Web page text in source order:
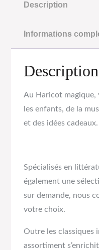
Description
Informations
Description
Au Haricot magique,
les enfants, de la
et des idées cadeaux.
Spécialisés en
également une
sur demande, nous
votre choix.
Outre les classiques
assortiment